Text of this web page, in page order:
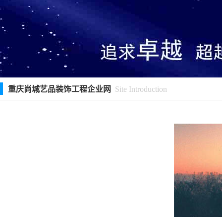
重庆尚城艺品装饰工程企业网 Site Introduction